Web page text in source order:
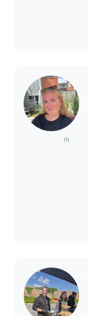
(1)